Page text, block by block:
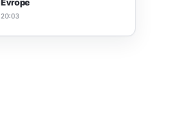
Evrope
20:03